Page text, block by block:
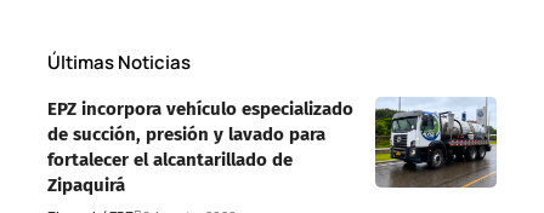
Últimas Noticias
EPZ incorpora vehículo especializado
de succión, presión y lavado para
fortalecer el alcantarillado de
Zipaquirá